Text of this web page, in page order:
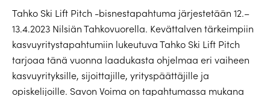
Tahko Ski Lift Pitch -bisnestapahtuma järjestetään 12.–
13.4.2023 Nilsiän Tahkovuorella. Kevättalven tärkeimpiin
kasvuyritystapahtumiin lukeutuva Tahko Ski Lift Pitch
tarjoaa tänä vuonna laadukasta ohjelmaa eri vaiheen
kasvuyrityksille, sijoittajille, yrityspäättäjille ja
opiskelijoille. Savon Voima on tapahtumassa mukana